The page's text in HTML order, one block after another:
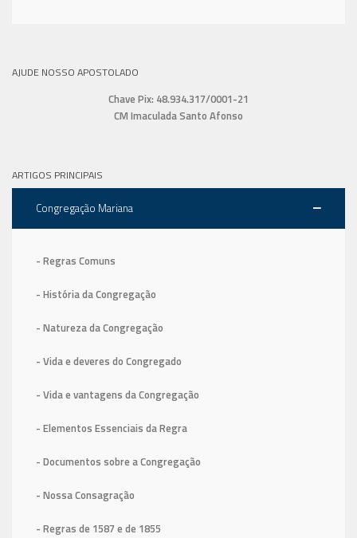
AJUDE NOSSO APOSTOLADO
Chave Pix: 48.934.317/0001-21
CM Imaculada Santo Afonso
ARTIGOS PRINCIPAIS
Congregação Mariana
- Regras Comuns
- História da Congregação
- Natureza da Congregação
- Vida e deveres do Congregado
- Vida e vantagens da Congregação
- Elementos Essenciais da Regra
- Documentos sobre a Congregação
- Nossa Consagração
- Regras de 1587 e de 1855